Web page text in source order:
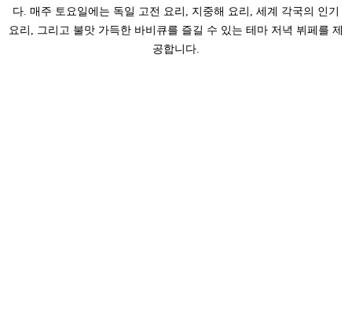
다. 매주 토요일에는 독일 고전 요리, 지중해 요리, 세계 각국의 인기
요리, 그리고 불맛 가득한 바비큐를 즐길 수 있는 테마 저녁 뷔페를 제
공합니다.